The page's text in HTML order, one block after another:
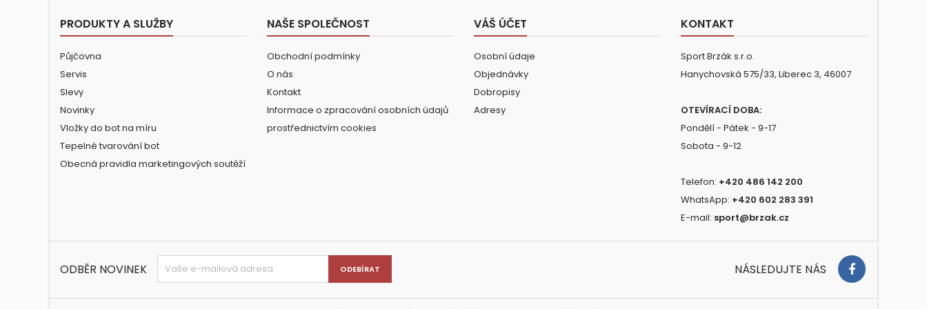
PRODUKTY A SLUŽBY
Půjčovna
Servis
Slevy
Novinky
Vložky do bot na míru
Tepelné tvarování bot
Obecná pravidla marketingových soutěží
NAŠE SPOLEČNOST
Obchodní podmínky
O nás
Kontakt
Informace o zpracování osobních údajů
prostřednictvím cookies
VÁŠ ÚČET
Osobní údaje
Objednávky
Dobropisy
Adresy
KONTAKT
Sport Brzák s.r.o.
Hanychovská 575/33, Liberec 3, 46007
OTEVÍRACÍ DOBA:
Pondělí - Pátek - 9-17
Sobota - 9-12
Telefon: +420 486 142 200
WhatsApp: +420 602 283 391
E-mail: sport@brzak.cz
ODBĚR NOVINEK NÁSLEDUJTE NÁS